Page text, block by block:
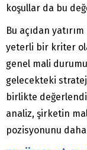
koşullar da bu
Bu açıdan
yeterli bir kriter
genel mali
gelecekteki
birlikte
analiz, şirketin
pozisyonunu